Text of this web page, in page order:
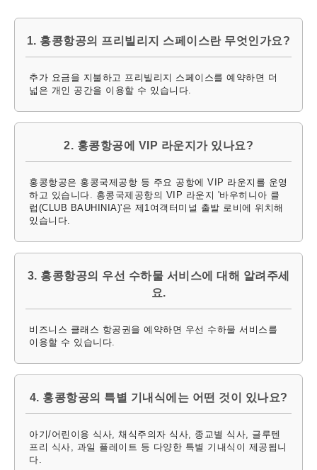
1. 홍콩항공의 프리빌리지 스페이스란 무엇인가요?
추가 요금을 지불하고 프리빌리지 스페이스를 예약하면 더
넓은 개인 공간을 이용할 수 있습니다.
2. 홍콩항공에 VIP 라운지가 있나요?
홍콩항공은 홍콩국제공항 등 주요 공항에 VIP 라운지를 운영
하고 있습니다. 홍콩국제공항의 VIP 라운지 '바우히니아 클
럽(CLUB BAUHINIA)'은 제1여객터미널 출발 로비에 위치해
있습니다.
3. 홍콩항공의 우선 수하물 서비스에 대해 알려주세
요.
비즈니스 클래스 항공권을 예약하면 우선 수하물 서비스를
이용할 수 있습니다.
4. 홍콩항공의 특별 기내식에는 어떤 것이 있나요?
아기/어린이용 식사, 채식주의자 식사, 종교별 식사, 글루텐
프리 식사, 과일 플레이트 등 다양한 특별 기내식이 제공됩니
다.